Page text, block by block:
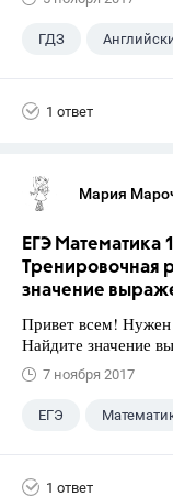
ГДЗ
1 ответ
Мария
ЕГЭ Математика
Тренировочная
значение
Привет всем! Нужен
Найдите значение
7 ноября 2017
ЕГЭ
1 ответ